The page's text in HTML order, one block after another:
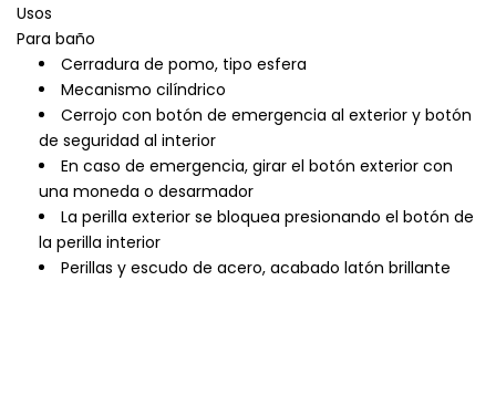
Usos
Para baño
Cerradura de pomo, tipo esfera
Mecanismo cilíndrico
Cerrojo con botón de emergencia al exterior y botón
de seguridad al interior
En caso de emergencia, girar el botón exterior con
una moneda o desarmador
La perilla exterior se bloquea presionando el botón de
la perilla interior
Perillas y escudo de acero, acabado latón brillante